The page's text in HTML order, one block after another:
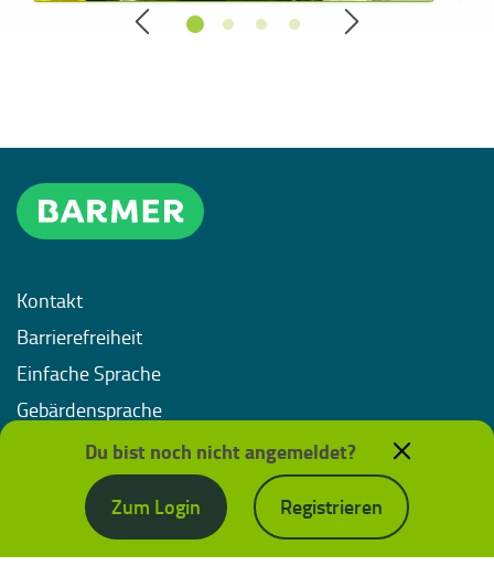
Kontakt
Barrierefreiheit
Einfache Sprache
Gebärdensprache
Impressum
Datenschutz
Nutzungsbedingungen
Du bist noch nicht angemeldet?
Zum Login
Registrieren